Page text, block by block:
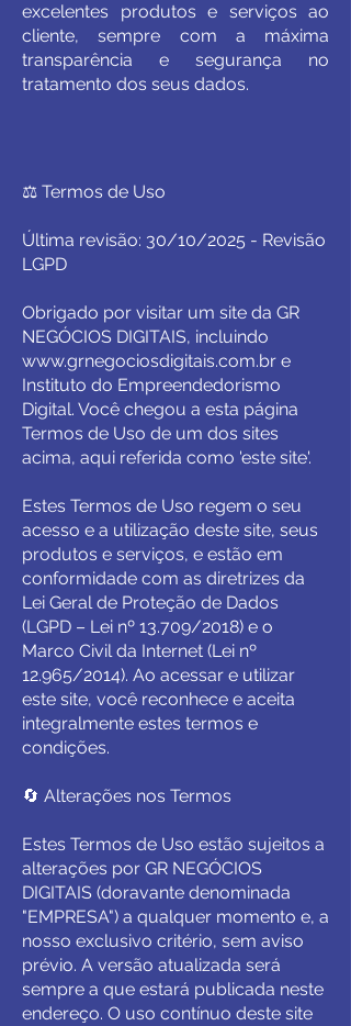
excelentes produtos e serviços ao
cliente, sempre com a máxima
transparência e segurança no
tratamento dos seus dados.
⚖️ Termos de Uso
Última revisão: 30/10/2025 - Revisão
LGPD
Obrigado por visitar um site da GR
NEGÓCIOS DIGITAIS, incluindo
www.grnegociosdigitais.com.br e
Instituto do Empreendedorismo
Digital. Você chegou a esta página
Termos de Uso de um dos sites
acima, aqui referida como 'este site'.
Estes Termos de Uso regem o seu
acesso e a utilização deste site, seus
produtos e serviços, e estão em
conformidade com as diretrizes da
Lei Geral de Proteção de Dados
(LGPD – Lei nº 13.709/2018) e o
Marco Civil da Internet (Lei nº
12.965/2014). Ao acessar e utilizar
este site, você reconhece e aceita
integralmente estes termos e
condições.
🔄 Alterações nos Termos
Estes Termos de Uso estão sujeitos a
alterações por GR NEGÓCIOS
DIGITAIS (doravante denominada
"EMPRESA") a qualquer momento e, a
nosso exclusivo critério, sem aviso
prévio. A versão atualizada será
sempre a que estará publicada neste
endereço. O uso contínuo deste site